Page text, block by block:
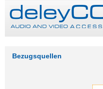
Bezugsquellen